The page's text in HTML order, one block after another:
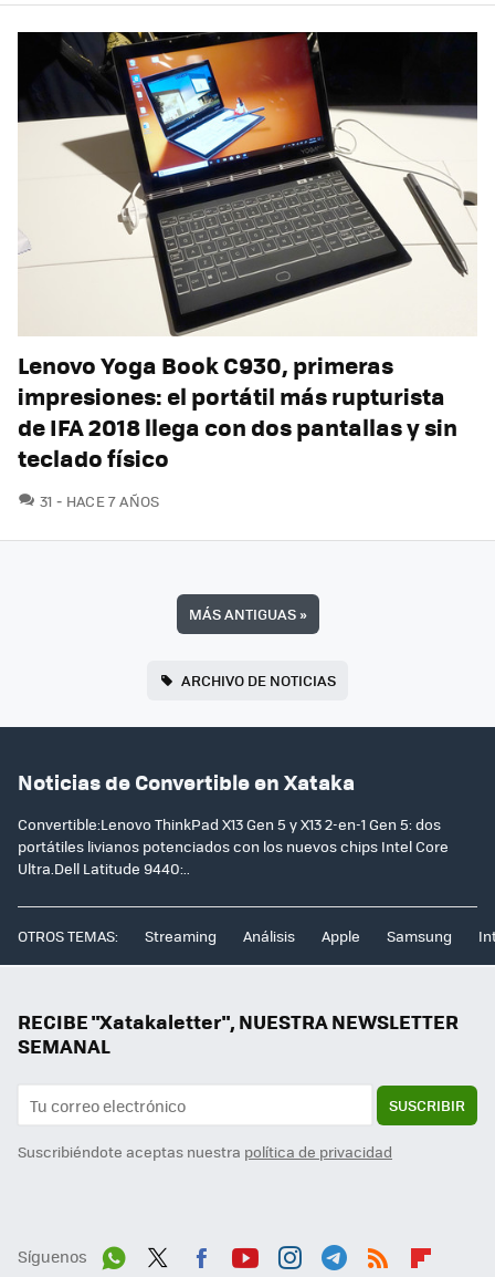
Lenovo Yoga Book C930, primeras
impresiones: el portátil más rupturista
de IFA 2018 llega con dos pantallas y sin
teclado físico
31 COMENTARIOS
HACE 7 AÑOS
MÁS ANTIGUAS»
ARCHIVO DE NOTICIAS
Noticias de Convertible en Xataka
Convertible:Lenovo ThinkPad X13 Gen 5 y X13 2-en-1 Gen 5: dos
portátiles livianos potenciados con los nuevos chips Intel Core
Ultra.Dell Latitude 9440:..
OTROS TEMAS: Streaming Análisis Apple Samsung
RECIBE "Xatakaletter", NUESTRA NEWSLETTER
SEMANAL
SUSCRIBIR
Suscribiéndote aceptas nuestra política de privacidad
Síguenos